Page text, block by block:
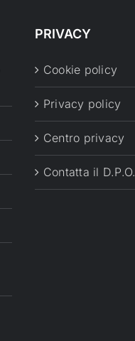
PRIVACY
Cookie policy
Privacy policy
Centro privacy
Contatta il D.P.O.